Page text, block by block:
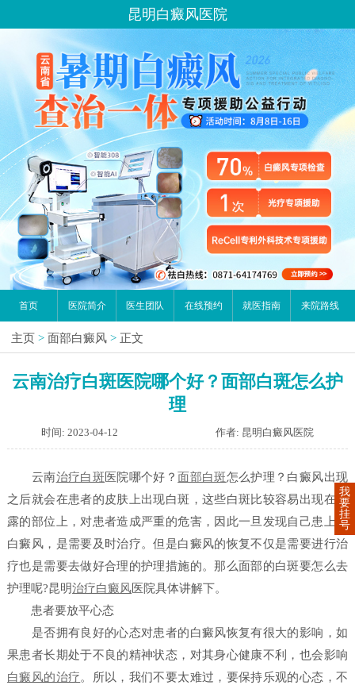
昆明白癜风医院
首页 医院简介 医生团队 在线预约 就医指南 来院路线
主页 > 面部白癜风 > 正文
云南治疗白斑医院哪个好？面部白斑怎么护
理
时间: 2023-04-12 作者: 昆明白癜风医院
云南治疗白斑 医院哪个好？ 面部白斑怎么护理？白癜风出现
之后就会在患者的皮肤上出现白斑，这些白斑比较容易出现在暴
露的部位上，对患者造成严重的危害，因此一旦发现自己患上了
白癜风，是需要及时治疗。但是白癜风的恢复不仅是需要进行治
疗也是需要去做好合理的护理措施的。那么面部的白斑要怎么去
护理呢?昆明治疗白癜风医院具体讲解下。
患者要放平心态
是否拥有良好的心态对患者的白癜风恢复有很大的影响，如
果患者长期处于不良的精神状态，对其身心健康不利，也会影响
白癜风的治疗。所以，我们不要太难过，要保持乐观的心态，不
我
要
挂
号